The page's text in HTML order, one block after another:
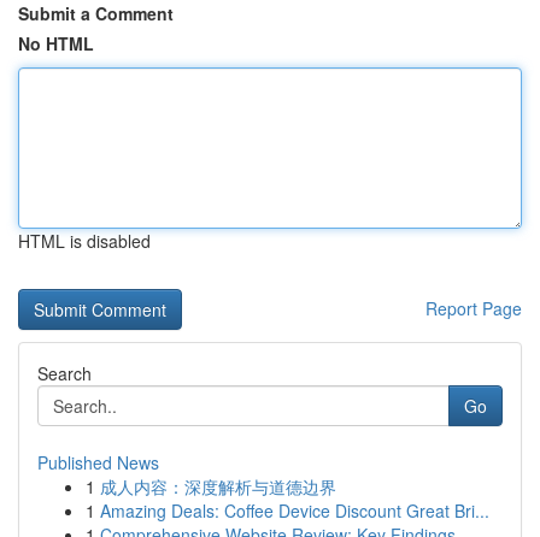
Submit a Comment
No HTML
HTML is disabled
Report Page
Search
Go
Published News
1 成人内容：深度解析与道德边界
1 Amazing Deals: Coffee Device Discount Great Bri...